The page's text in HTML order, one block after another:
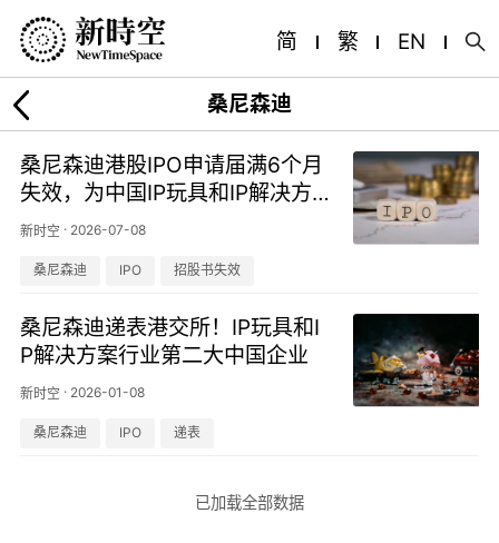
简 繁 EN
桑尼森迪
桑尼森迪港股IPO申请届满6个月
失效，为中国IP玩具和IP解决方
案行业第二大企业
新时空 · 2026-07-08
桑尼森迪 IPO 招股书失效
桑尼森迪递表港交所！IP玩具和I
P解决方案行业第二大中国企业
新时空 · 2026-01-08
桑尼森迪 IPO 递表
已加载全部数据